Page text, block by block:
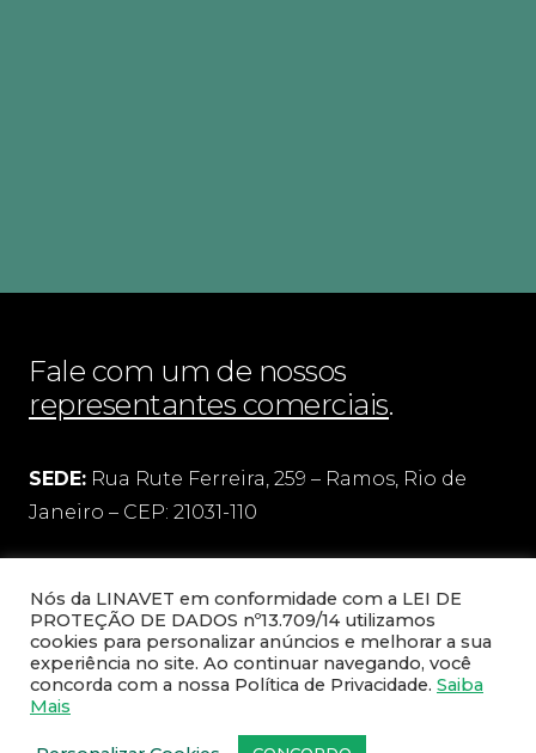
Fale com um de nossos
representantes comerciais.
SEDE: Rua Rute Ferreira, 259 – Ramos, Rio de
Janeiro – CEP: 21031-110
– lote 95
Bairro Pedro Branco, Bom Jesus do Norte/ES –
CEP: 29460-000
Zona oeste e Baixada – 21 98744-5899
Nós da LINAVET em conformidade com a LEI DE
PROTEÇÃO DE DADOS nº13.709/14 utilizamos
cookies para personalizar anúncios e melhorar a sua
experiência no site. Ao continuar navegando, você
concorda com a nossa Política de Privacidade. Saiba
Mais